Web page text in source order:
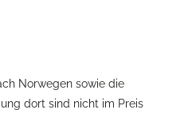
Norwegen sowie die
dort sind nicht im Preis